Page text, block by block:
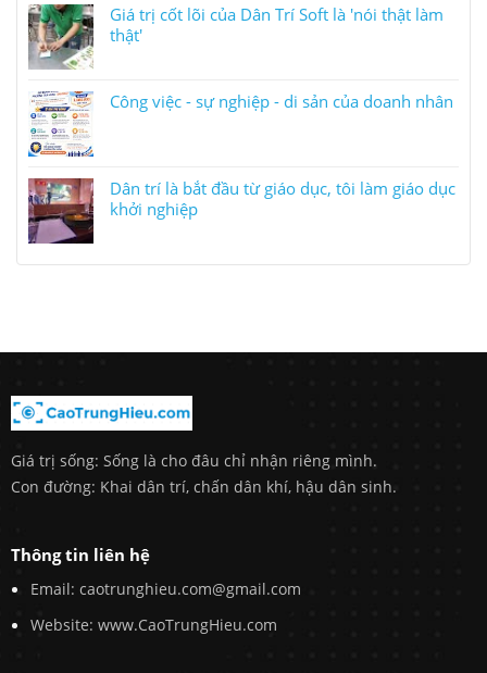
Giá trị cốt lõi của Dân Trí Soft là 'nói thật làm
thật'
Công việc - sự nghiệp - di sản của doanh nhân
Dân trí là bắt đầu từ giáo dục, tôi làm giáo dục
khởi nghiệp
Giá trị sống: Sống là cho đâu chỉ nhận riêng mình.
Con đường: Khai dân trí, chấn dân khí, hậu dân sinh.
Thông tin liên hệ
Email: caotrunghieu.com@gmail.com
Website: www.CaoTrungHieu.com